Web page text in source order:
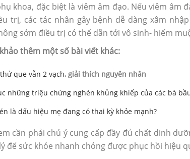
khoa, đặc biệt là viêm âm đạo. Nếu viêm âm
trị, các tác nhân gây bệnh dễ dàng xâm
sớm điều trị có thể dẫn tới vô sinh- hiếm
thêm một số bài viết khác:
que vẫn 2 vạch, giải thích nguyên nhân
những triệu chứng nghén khủng khiếp của các bà
là dấu hiệu mẹ đang có thai kỳ khỏe mạnh?
cần phải chú ý cung cấp đầy đủ chất dinh
để sức khỏe nhanh chóng được phục hồi hiệu